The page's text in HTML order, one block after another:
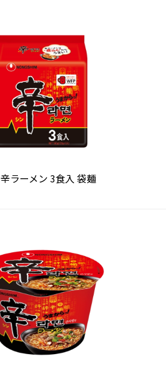
辛ラーメン 3食入 袋麺